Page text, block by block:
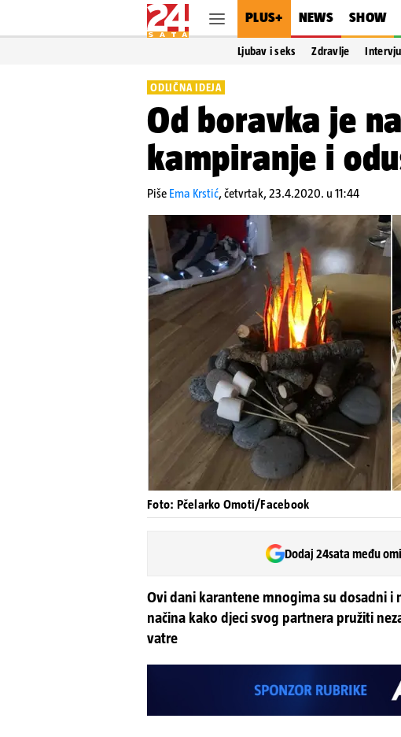
PLUS+ NEWS SHOW
Ljubav i seks Zdravlje
ODLIČNA IDEJA
Od boravka je
kampiranje i
Piše Ema Krstić,četvrtak, 23.4.2020. u 11:44
Foto: Pčelarko Omoti/Facebook
Dodaj 24sata među
Ovi dani karantene mnogima su dosadni
načina kako djeci svog partnera pružiti
vatre